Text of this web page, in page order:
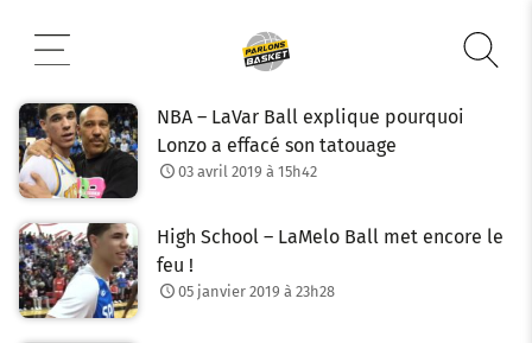
contenu
NBA – LaVar Ball explique pourquoi
Lonzo a effacé son tatouage
03 avril 2019 à 15h42
High School – LaMelo Ball met encore le
feu !
05 janvier 2019 à 23h28